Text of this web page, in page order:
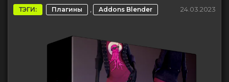
ТЭГИ: Плагины , Addons Blender 24.03.2023